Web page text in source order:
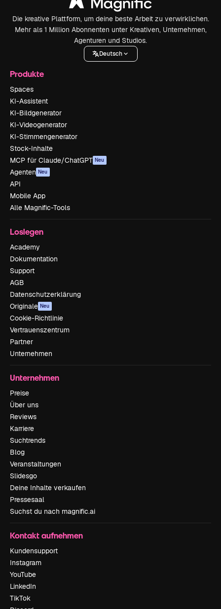
Die kreative Plattform, um deine beste Arbeit zu verwirklichen.
Mehr als 1 Million Abonnenten unter Kreativen, Unternehmen,
Agenturen und Studios.
Deutsch
Produkte
Spaces
KI-Assistent
KI-Bildgenerator
KI-Videogenerator
KI-Stimmengenerator
Stock-Inhalte
MCP für Claude/ChatGPT Neu
Agenten Neu
API
Mobile App
Alle Magnific-Tools
Loslegen
Academy
Dokumentation
Support
AGB
Datenschutzerklärung
Originale Neu
Cookie-Richtlinie
Vertrauenszentrum
Partner
Unternehmen
Unternehmen
Preise
Über uns
Reviews
Karriere
Suchtrends
Blog
Veranstaltungen
Slidesgo
Deine Inhalte verkaufen
Pressesaal
Suchst du nach magnific.ai
Kontakt aufnehmen
Kundensupport
Instagram
YouTube
LinkedIn
TikTok